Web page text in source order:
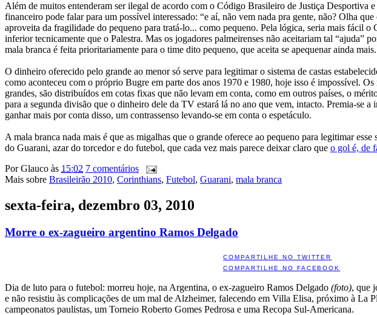
Além de muitos entenderam ser ilegal de acordo com o Código Brasileiro de Justiça Desportiva
financeiro pode falar para um possível interessado: “e aí, não vem nada pra gente, não? Olha
aproveita da fragilidade do pequeno para tratá-lo... como pequeno. Pela lógica, seria mais fácil
inferior tecnicamente que o Palestra. Mas os jogadores palmeirenses não aceitariam tal “ajuda”
mala branca é feita prioritariamente para o time dito pequeno, que aceita se apequenar ainda
O dinheiro oferecido pelo grande ao menor só serve para legitimar o sistema de castas
como aconteceu com o próprio Bugre em parte dos anos 1970 e 1980, hoje isso é impossível.
grandes, são distribuídos em cotas fixas que não levam em conta, como em outros países, o
para a segunda divisão que o dinheiro dele da TV estará lá no ano que vem, intacto. Premia-se
ganhar mais por conta disso, um contrassenso levando-se em conta o espetáculo.
A mala branca nada mais é que as migalhas que o grande oferece ao pequeno para legitimar
do Guarani, azar do torcedor e do futebol, que cada vez mais parece deixar claro que o gol é, de
PorGlauco às 15:02 7 comentários
Mais sobre Brasileirão 2010, Corinthians, Futebol, Guarani, mala branca
sexta-feira, dezembro 03, 2010
Morre o ex-zagueiro argentino Ramos Delgado
COMPARTILHE NO TWITTER
COMPARTILHE NO FACEBOOK
Dia de luto para o futebol: morreu hoje, na Argentina, o ex-zagueiro Ramos Delgado (foto), que
e não resistiu às complicações de um mal de Alzheimer, falecendo em Villa Elisa, próximo à La
campeonatos paulistas, um Torneio Roberto Gomes Pedrosa e uma Recopa Sul-Americana.